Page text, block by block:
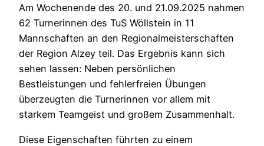
Am Wochenende des 20. und 21.09.2025 nahmen
62 Turnerinnen des TuS Wöllstein in 11
Mannschaften an den Regionalmeisterschaften
der Region Alzey teil. Das Ergebnis kann sich
sehen lassen: Neben persönlichen
Bestleistungen und fehlerfreien Übungen
überzeugten die Turnerinnen vor allem mit
starkem Teamgeist und großem Zusammenhalt.
Diese Eigenschaften führten zu einem